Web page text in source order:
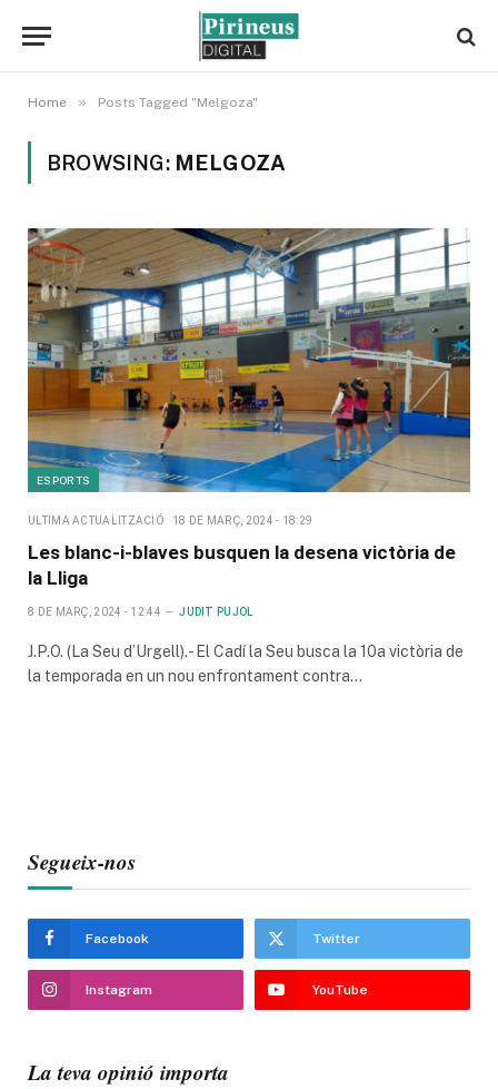
Home » Posts Tagged "Melgoza"
BROWSING: MELGOZA
ESPORTS
ULTIMA ACTUALITZACIÓ 18 DE MARÇ, 2024 - 18:29
Les blanc-i-blaves busquen la desena victòria de
la Lliga
8 DE MARÇ, 2024 - 12:44 JUDIT PUJOL
J.P.O. (La Seu d’Urgell).- El Cadí la Seu busca la 10a victòria de
la temporada en un nou enfrontament contra…
Segueix-nos
Facebook Twitter
Instagram YouTube
La teva opinió importa